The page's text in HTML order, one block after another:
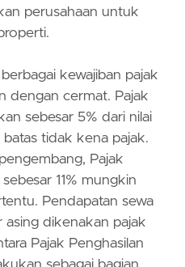
perusahaan untuk
kewajiban pajak
dengan cermat. Pajak
sebesar 5% dari nilai
tidak kena pajak.
Pajak
11% mungkin
Pendapatan sewa
asing dikenakan pajak
Pajak Penghasilan